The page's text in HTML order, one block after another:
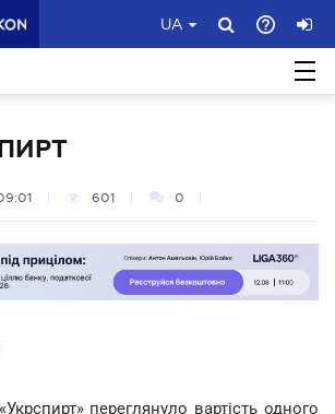
UA
601 0
переглянуло вартість одного